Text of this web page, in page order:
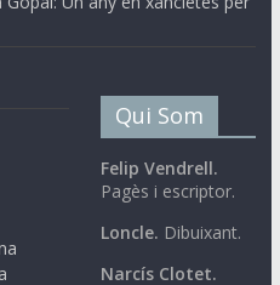
Qui Som
Felip Vendrell.
Pagès i escriptor.
Loncle. Dibuixant.
Narcís Clotet.